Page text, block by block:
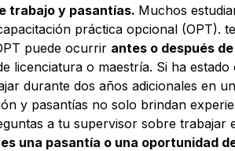
trabajo y pasantías. Muchos
práctica opcional (OPT).
puede ocurrir antes o después de
licenciatura o maestría. Si ha
durante dos años adicionales en
y pasantías no solo brindan
a tu supervisor sobre
una pasantía o una oportunidad